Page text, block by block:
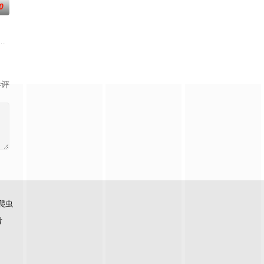
阻止外星人的唯一希望，在
日世界，为高利贷受害者复仇。
锁的建筑内，孤立无援的幸存者们对抗以无法预测形态进化的感染者的故事
评
虫